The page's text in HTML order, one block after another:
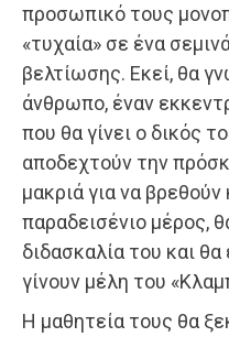
προσωπικό τους
«τυχαία» σε ένα
βελτίωσης. Εκεί, θα
άνθρωπο, έναν
που θα γίνει ο δικός
αποδεχτούν την
μακριά για να
παραδεισένιο μέρος,
διδασκαλία του και
γίνουν μέλη του
Η μαθητεία τους θα